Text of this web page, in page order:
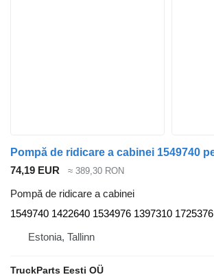
74,19 EUR ≈ 389,30 RON
Pompă de ridicare a cabinei
1549740 1422640 1534976 1397310 1725376
Estonia, Tallinn
TruckParts Eesti OÜ